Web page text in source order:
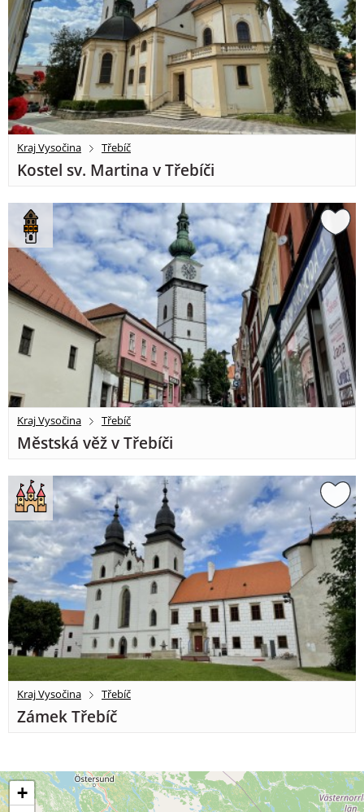
Kraj Vysočina Třebíč
Kostel sv. Martina v Třebíči
Kraj Vysočina Třebíč
Městská věž v Třebíči
Kraj Vysočina Třebíč
Zámek Třebíč
+